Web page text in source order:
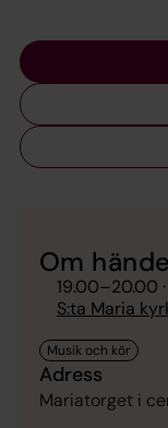
Om
19.00–20.00
S:ta Maria
Adress
Mariatorget i